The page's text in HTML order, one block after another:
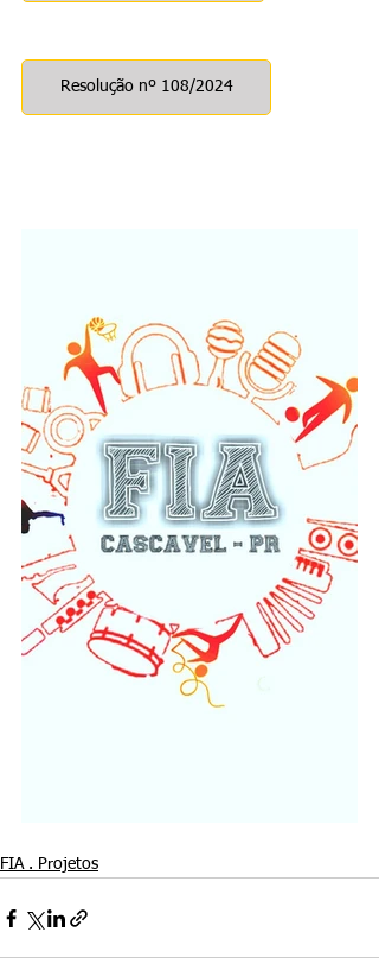
Resolução nº 108/2024
FIA . Projetos